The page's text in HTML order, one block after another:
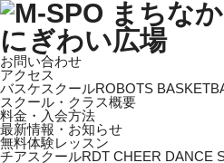
お問い合わせ
アクセス
バスケスクールROBOTS
スクール・クラス概要
料金・入会方法
最新情報・お知らせ
無料体験レッスン
チアスクールRDT CHEER DANCE